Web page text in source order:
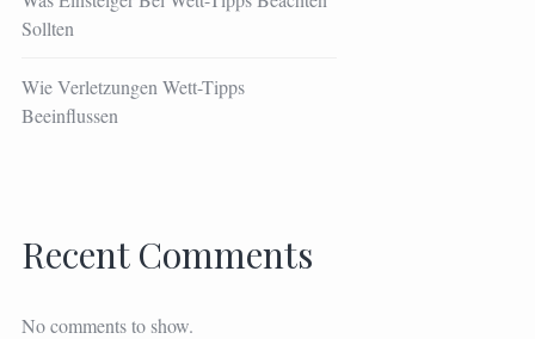
Sollten
Wie Verletzungen Wett-Tipps
Beeinflussen
Recent Comments
No comments to show.